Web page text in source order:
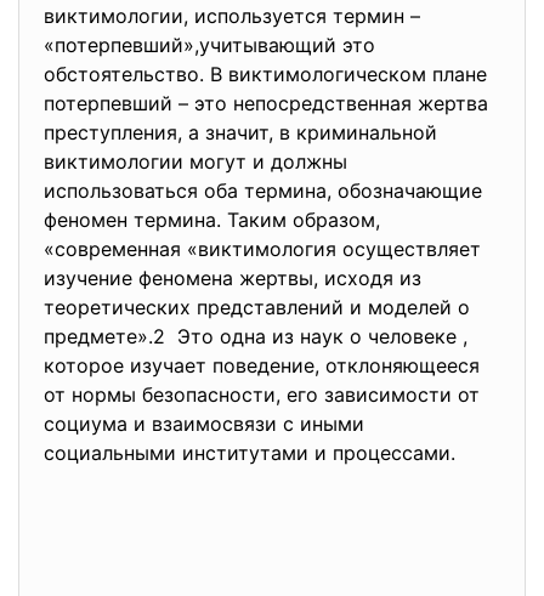
виктимологии, используется термин –
«потерпевший»,учитывающий это
обстоятельство. В виктимологическом плане
потерпевший – это непосредственная жертва
преступления, а значит, в криминальной
виктимологии могут и должны
использоваться оба термина, обозначающие
феномен термина. Таким образом,
«современная «виктимология осуществляет
изучение феномена жертвы, исходя из
теоретических представлений и моделей о
предмете».2 Это одна из наук о человеке ,
которое изучает поведение, отклоняющееся
от нормы безопасности, его зависимости от
социума и взаимосвязи с иными
социальными институтами и процессами.